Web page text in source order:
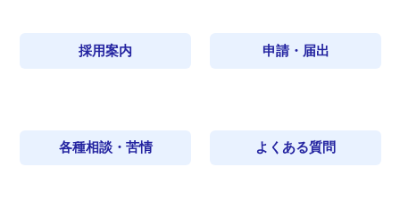
採用案内 申請・届出
各種相談・苦情 よくある質問